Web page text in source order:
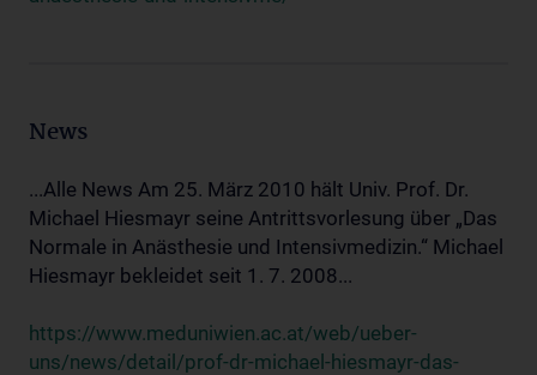
News
...Alle News Am 25. März 2010 hält Univ. Prof. Dr.
Michael Hiesmayr seine Antrittsvorlesung über „Das
Normale in Anästhesie und Intensivmedizin.“ Michael
Hiesmayr bekleidet seit 1. 7. 2008...
https://www.meduniwien.ac.at/web/ueber-
uns/news/detail/prof-dr-michael-hiesmayr-das-